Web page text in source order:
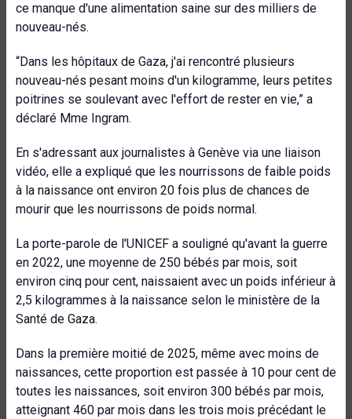
ce manque d'une alimentation saine sur des milliers de
nouveau-nés.
“Dans les hôpitaux de Gaza, j'ai rencontré plusieurs
nouveau-nés pesant moins d'un kilogramme, leurs petites
poitrines se soulevant avec l'effort de rester en vie,” a
déclaré Mme Ingram.
En s'adressant aux journalistes à Genève via une liaison
vidéo, elle a expliqué que les nourrissons de faible poids
à la naissance ont environ 20 fois plus de chances de
mourir que les nourrissons de poids normal.
La porte-parole de l'UNICEF a souligné qu'avant la guerre
en 2022, une moyenne de 250 bébés par mois, soit
environ cinq pour cent, naissaient avec un poids inférieur à
2,5 kilogrammes à la naissance selon le ministère de la
Santé de Gaza.
Dans la première moitié de 2025, même avec moins de
naissances, cette proportion est passée à 10 pour cent de
toutes les naissances, soit environ 300 bébés par mois,
atteignant 460 par mois dans les trois mois précédant le